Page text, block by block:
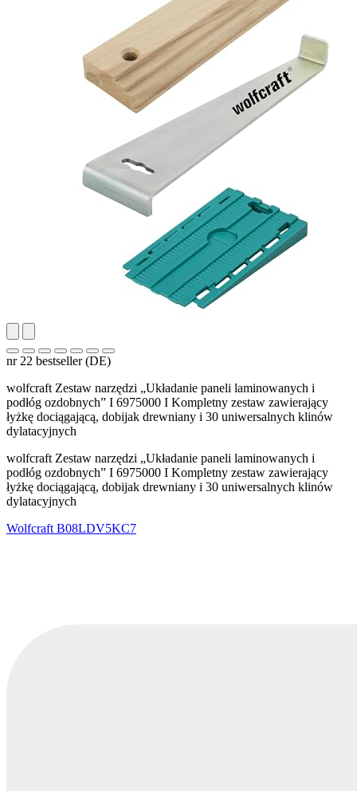
nr 22 bestseller (DE)
wolfcraft Zestaw narzędzi „Układanie paneli laminowanych i
podłóg ozdobnych” I 6975000 I Kompletny zestaw zawierający
łyżkę dociągającą, dobijak drewniany i 30 uniwersalnych klinów
dylatacyjnych
wolfcraft Zestaw narzędzi „Układanie paneli laminowanych i
podłóg ozdobnych” I 6975000 I Kompletny zestaw zawierający
łyżkę dociągającą, dobijak drewniany i 30 uniwersalnych klinów
dylatacyjnych
Wolfcraft B08LDV5KC7